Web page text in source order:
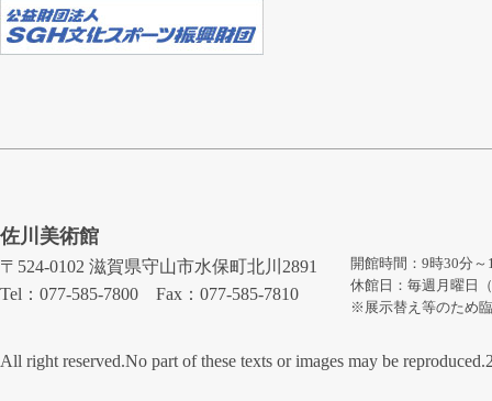
佐川美術館
〒524-0102 滋賀県守山市水保町北川2891
Tel：077-585-7800 Fax：077-585-7810
開館時間：9時30分
休館日：毎週月曜日
※展示替え等のため
All right reserved.No part of these texts or images may be